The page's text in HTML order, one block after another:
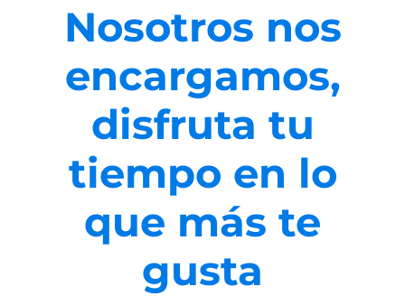
Nosotros nos
encargamos,
disfruta tu
tiempo en lo
que más te
gusta